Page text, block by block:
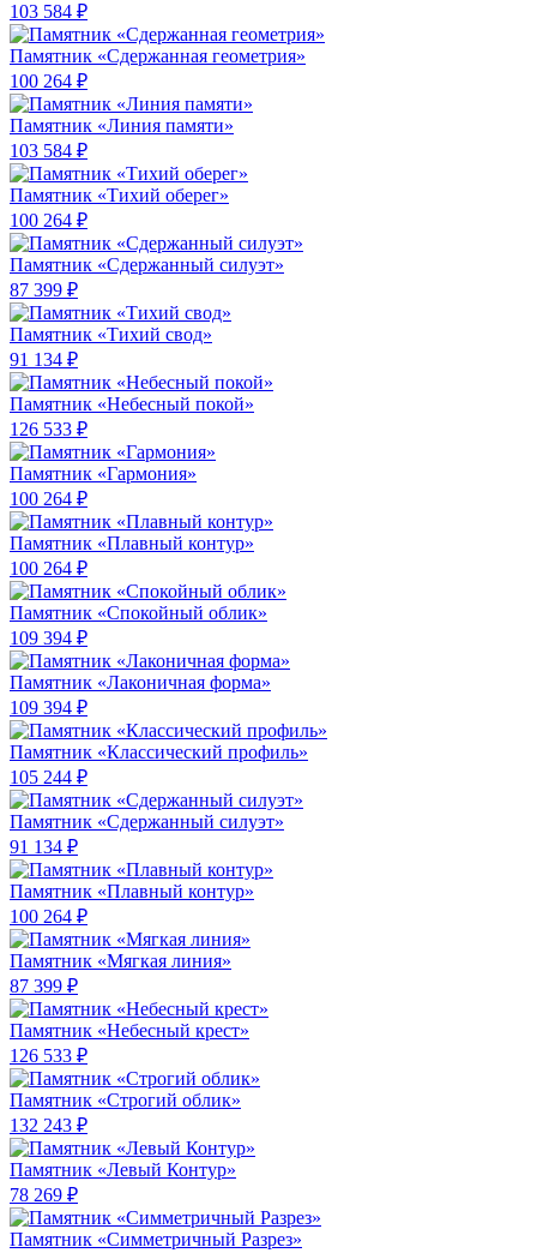
103 584 ₽
Памятник «Сдержанная геометрия»
100 264 ₽
Памятник «Линия памяти»
103 584 ₽
Памятник «Тихий оберег»
100 264 ₽
Памятник «Сдержанный силуэт»
87 399 ₽
Памятник «Тихий свод»
91 134 ₽
Памятник «Небесный покой»
126 533 ₽
Памятник «Гармония»
100 264 ₽
Памятник «Плавный контур»
100 264 ₽
Памятник «Спокойный облик»
109 394 ₽
Памятник «Лаконичная форма»
109 394 ₽
Памятник «Классический профиль»
105 244 ₽
Памятник «Сдержанный силуэт»
91 134 ₽
Памятник «Плавный контур»
100 264 ₽
Памятник «Мягкая линия»
87 399 ₽
Памятник «Небесный крест»
126 533 ₽
Памятник «Строгий облик»
132 243 ₽
Памятник «Левый Контур»
78 269 ₽
Памятник «Симметричный Разрез»